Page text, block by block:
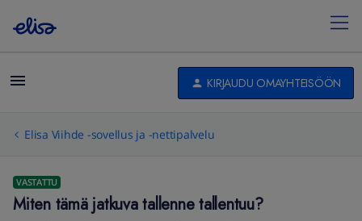
KIRJAUDU OMAYHTEISÖÖN
Elisa Viihde -sovellus ja -nettipalvelu
VASTATTU
Miten tämä jatkuva tallenne tallentuu?